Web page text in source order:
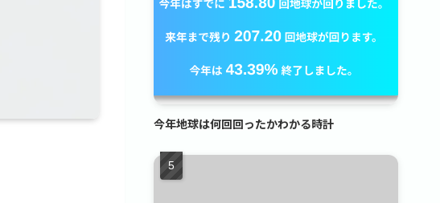
今年地球は何回回ったかわかる時計